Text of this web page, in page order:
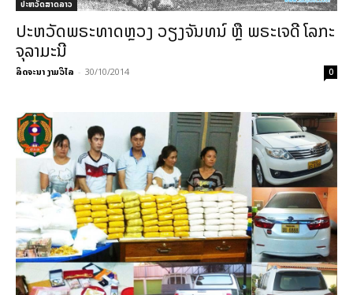
ປະຫວັດສາດລາວ
ປະຫວັດພຣະທາດຫຼວງ ວຽງຈັນທນ໌ ຫຼື ພຣະເຈດີ ໂລກະ
ຈຸລາມະນີ
ລິດຈະນາ ງາມວິໄລ - 30/10/2014 0